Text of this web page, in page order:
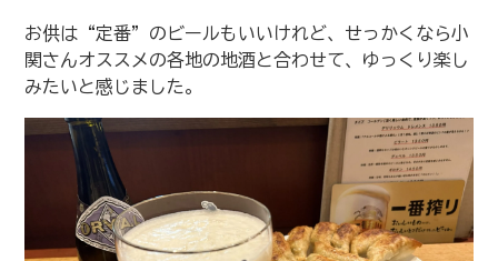
お供は“定番”のビールもいいけれど、せっかくなら小
関さんオススメの各地の地酒と合わせて、ゆっくり楽し
みたいと感じました。